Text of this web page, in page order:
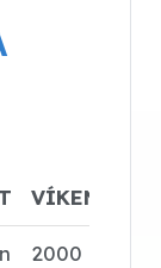
VÍKEND
2000 CZK